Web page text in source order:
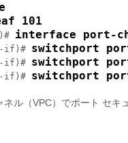
101
interface port-
if)# switchport
if)# switchport
if)# switchport
ネル（VPC）でポート セキ